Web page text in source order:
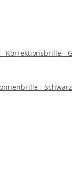
Korrektionsbrille -